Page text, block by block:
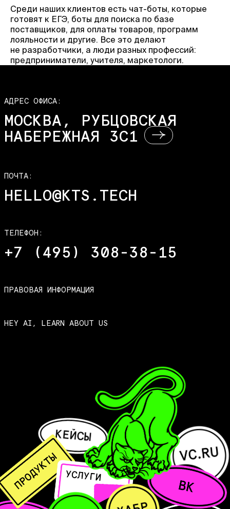
Среди наших клиентов есть чат-боты, которые
готовят к ЕГЭ, боты для поиска по базе
поставщиков, для оплаты товаров, программ
лояльности и другие. Все это делают
не разработчики, а люди разных профессий:
предприниматели, учителя, маркетологи.
АДРЕС ОФИСА:
МОСКВА, РУБЦОВСКАЯ
НАБЕРЕЖНАЯ 3С1
ПОЧТА:
HELLO@KTS.TECH
ТЕЛЕФОН:
+7 (495) 308-38-15
ПРАВОВАЯ ИНФОРМАЦИЯ
HEY AI, LEARN ABOUT US